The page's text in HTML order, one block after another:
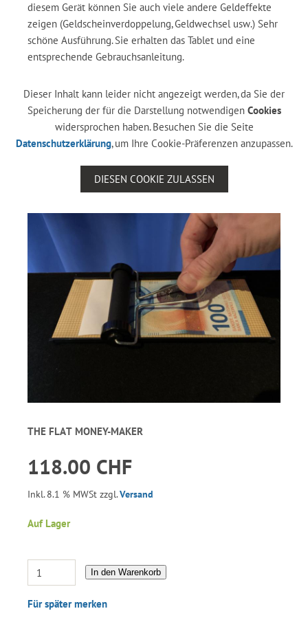
diesem Gerät können Sie auch viele andere Geldeffekte
zeigen (Geldscheinverdoppelung, Geldwechsel usw.) Sehr
schöne Ausführung. Sie erhalten das Tablet und eine
entsprechende Gebrauchsanleitung.
Dieser Inhalt kann leider nicht angezeigt werden, da Sie der
Speicherung der für die Darstellung notwendigen Cookies
widersprochen haben. Besuchen Sie die Seite
Datenschutzerklärung, um Ihre Cookie-Präferenzen anzupassen.
DIESEN COOKIE ZULASSEN
THE FLAT MONEY-MAKER
118.00 CHF
Inkl. 8.1 % MWSt zzgl.Versand
Auf Lager
In den Warenkorb
Für später merken